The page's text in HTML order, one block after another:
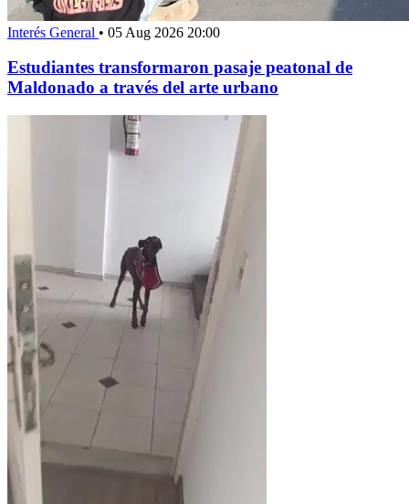
Interés General • 05 Aug 2026 20:00
Estudiantes transformaron pasaje peatonal de
Maldonado a través del arte urbano